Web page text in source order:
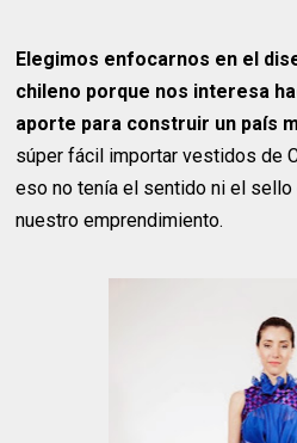
Elegimos enfocarnos en el
chileno porque nos interesa
aporte para construir un país
súper fácil importar vestidos de
eso no tenía el sentido ni el sello
nuestro emprendimiento.